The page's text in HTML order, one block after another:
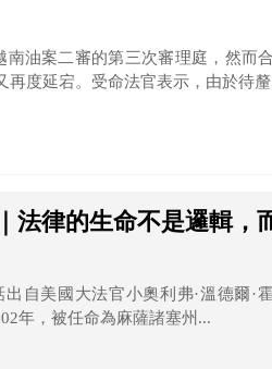
油案二審的第三次審理庭，然而
再度延宕。受命法官表示，由於待
法律的生命不是邏輯，
自美國大法官小奧利弗·溫德爾·
年，被任命為麻薩諸塞州...